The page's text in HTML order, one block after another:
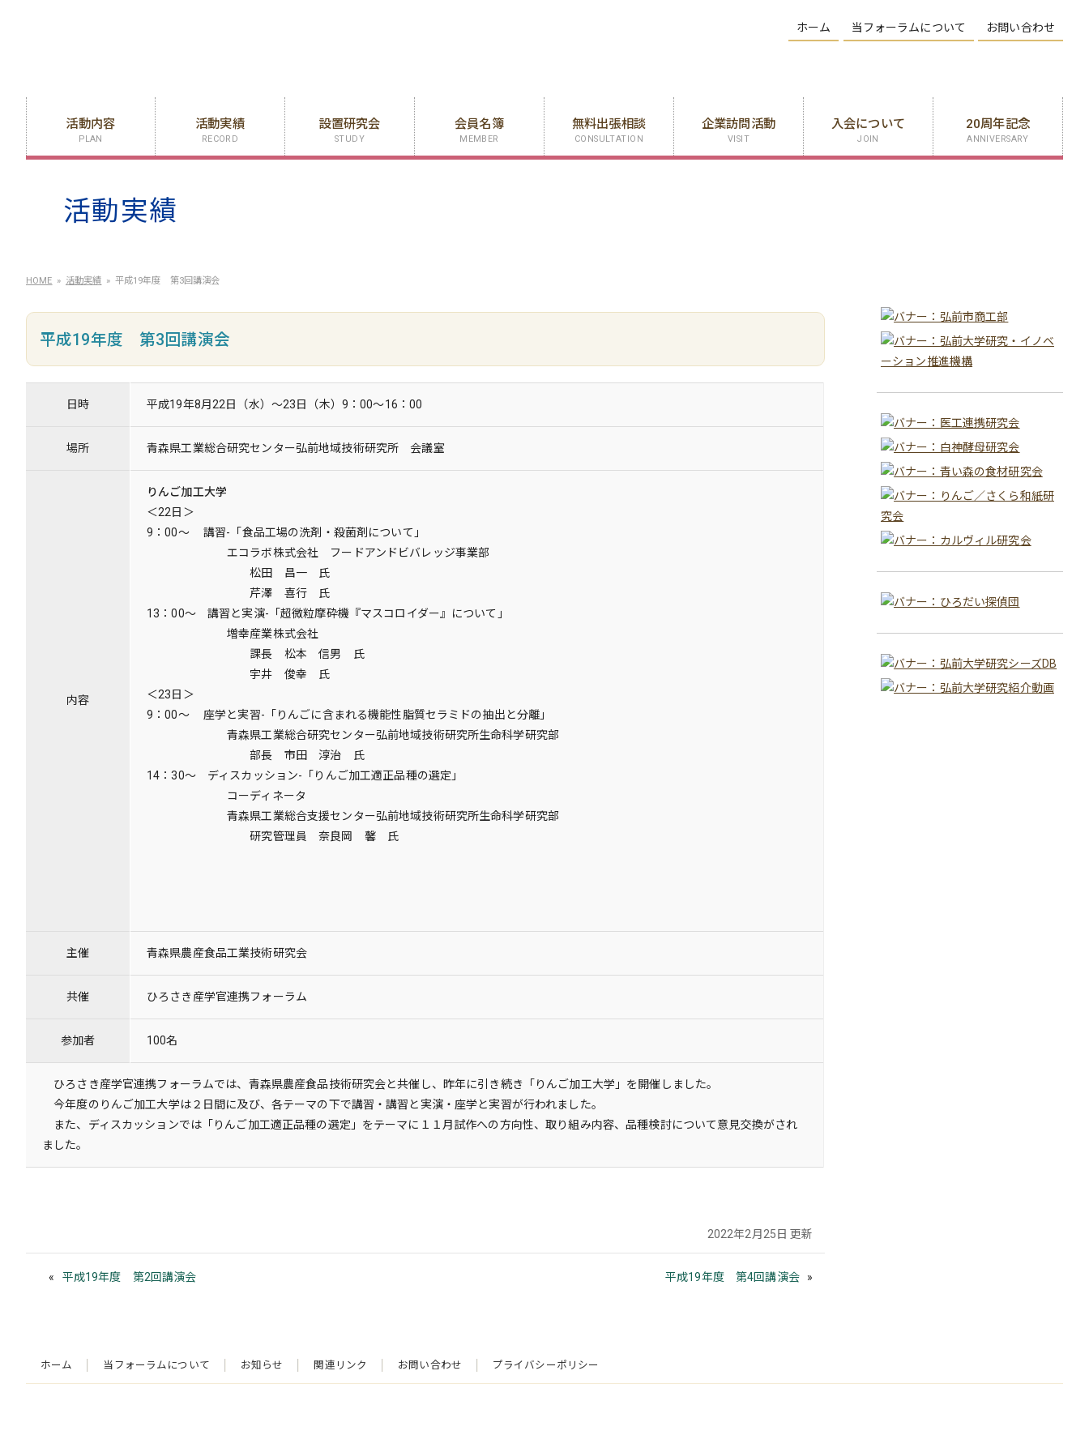
活動内容
PLAN
活動実績
RECORD
設置研究会
STUDY
会員名簿
MEMBER
無料出張相談
CONSULTATION
企業訪問活動
VISIT
入会について
JOIN
20周年記念
ANNIVERSARY
ホーム 当フォーラムについて お問い合わせ
活動実績
HOME 活動実績 平成19年度 第3回講演会
平成19年度 第3回講演会
日時 平成19年8月22日（水）～23日（木）9：00～16：00
場所 青森県工業総合研究センター弘前地域技術研究所 会議室
内容
りんご加工大学
＜22日＞
9：00～ 講習-「食品工場の洗剤・殺菌剤について」
エコラボ株式会社 フードアンドビバレッジ事業部
松田 昌一 氏
芹澤 喜行 氏
13：00～ 講習と実演-「超微粒摩砕機『マスコロイダー』について」
増幸産業株式会社
課長 松本 信男 氏
宇井 俊幸 氏
＜23日＞
9：00～ 座学と実習-「りんごに含まれる機能性脂質セラミドの抽出と分離」
青森県工業総合研究センター弘前地域技術研究所生命科学研究部
部長 市田 淳治 氏
14：30～ ディスカッション-「りんご加工適正品種の選定」
コーディネータ
青森県工業総合支援センター弘前地域技術研究所生命科学研究部
研究管理員 奈良岡 馨 氏
主催 青森県農産食品工業技術研究会
共催 ひろさき産学官連携フォーラム
参加者 100名
ひろさき産学官連携フォーラムでは、青森県農産食品技術研究会と共催し、昨年に引き続き「りんご加工大学」を開催しました。
今年度のりんご加工大学は２日間に及び、各テーマの下で講習・講習と実演・座学と実習が行われました。
また、ディスカッションでは「りんご加工適正品種の選定」をテーマに１１月試作への方向性、取り組み内容、品種検討について意見交換がされ
ました。
2022年2月25日 更新
平成19年度 第2回講演会 平成19年度 第4回講演会
ホーム 当フォーラムについて お知らせ 関連リンク お問い合わせ プライバシーポリシー